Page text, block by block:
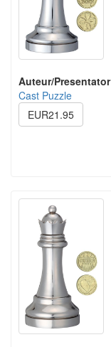
Auteur/Presentator
Cast Puzzle
EUR21.95